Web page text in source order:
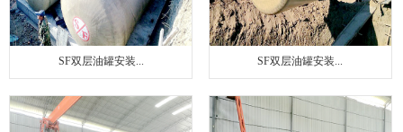
SF双层油罐安装... SF双层油罐安装...